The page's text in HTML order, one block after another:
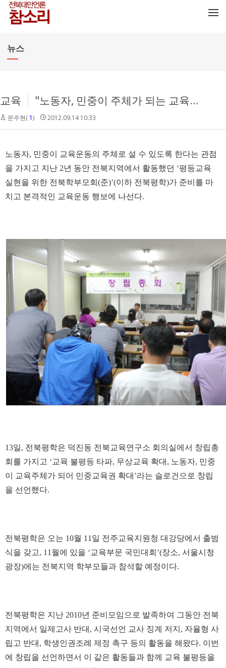
뉴스
교육 "노동자, 민중이 주체가 되는 교육운동 펼칠 것"
문주현( 1) 2012.09.14 10:33
노동자, 민중이 교육운동의 주체로 설 수 있도록 한다는 관점
을 가지고 지난 2년 동안 전북지역에서 활동했던 ‘평등교육
실현을 위한 전북학부모회(준)’(이하 전북평학)가 준비를 마
치고 본격적인 교육운동 행보에 나선다.
13일, 전북평학은 덕진동 전북교육연구소 회의실에서 창립총
회를 가지고 ‘교육 불평등 타파, 무상교육 확대, 노동자, 민중
이 교육주체가 되어 민중교육권 확대’라는 슬로건으로 창립
을 선언했다.
전북평학은 오는 10월 11일 전주교육지원청 대강당에서 출범
식을 갖고, 11월에 있을 ‘교육부문 국민대회’(장소, 서울시청
광장)에는 전북지역 학부모들과 참석할 예정이다.
전북평학은 지난 2010년 준비모임으로 발족하여 그동안 전북
지역에서 일제고사 반대, 시국선언 교사 징계 저지, 자율형 사
립고 반대, 학생인권조례 제정 촉구 등의 활동을 해왔다. 이번
에 창립을 선언하면서 이 같은 활동들과 함께 교육 불평등을